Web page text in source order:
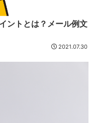
ントとは？メール例文
2021.07.30